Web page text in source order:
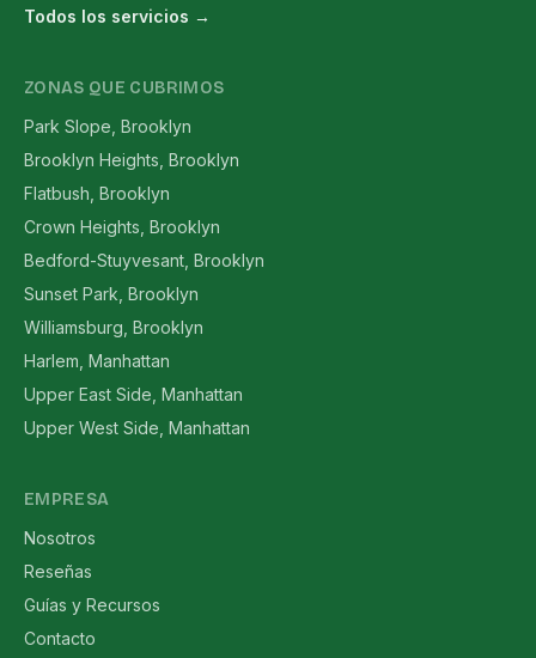
Todos los servicios →
ZONAS QUE CUBRIMOS
Park Slope, Brooklyn
Brooklyn Heights, Brooklyn
Flatbush, Brooklyn
Crown Heights, Brooklyn
Bedford-Stuyvesant, Brooklyn
Sunset Park, Brooklyn
Williamsburg, Brooklyn
Harlem, Manhattan
Upper East Side, Manhattan
Upper West Side, Manhattan
EMPRESA
Nosotros
Reseñas
Guías y Recursos
Contacto